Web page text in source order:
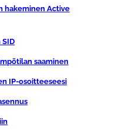
hakeminen Active
saaminen
IP-osoitteeseesi